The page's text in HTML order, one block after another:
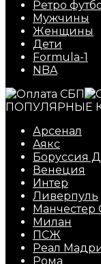
Ретро
Мужчины
Женщины
Дети
Formula-1
NBA
ПОПУЛЯРНЫЕ
Арсенал
Аякс
Боруссия
Венеция
Интер
Ливерпуль
Манчестер
Милан
ПСЖ
Реал
Рома